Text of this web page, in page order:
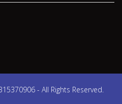
- All Rights Reserved.